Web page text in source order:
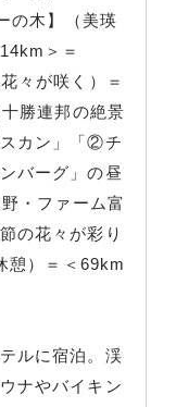
の木】（美瑛
＞＝
々が咲く）＝
勝連邦の絶景
カン」「②チ
バーグ」の昼
・ファーム富
の花々が彩り
憩）＝＜69km
ルに宿泊。渓
ナやバイキン